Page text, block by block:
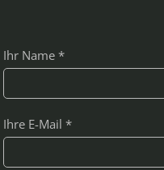
Ihr Name *
Ihre E-Mail *